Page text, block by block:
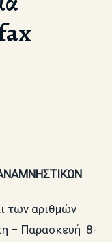
των αριθμών
– Παρασκευή 8-